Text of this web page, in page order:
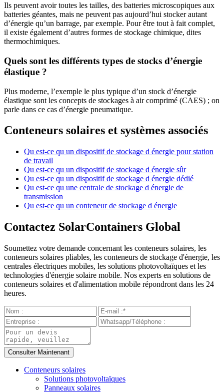
Ils peuvent avoir toutes les tailles, des batteries microscopiques aux
batteries géantes, mais ne peuvent pas aujourd’hui stocker autant
d’énergie qu’un barrage, par exemple. Pour être tout à fait complet,
il existe également d’autres formes de stockage chimique, dites
thermochimiques.
Quels sont les différents types de stocks d’énergie
élastique ?
Plus moderne, l’exemple le plus typique d’un stock d’énergie
élastique sont les concepts de stockages à air comprimé (CAES) ; on
parle dans ce cas d’énergie pneumatique.
Conteneurs solaires et systèmes associés
Qu est-ce qu un dispositif de stockage d énergie pour station
de travail
Qu est-ce qu un dispositif de stockage d énergie sûr
Qu est-ce qu un dispositif de stockage d énergie dédié
Qu est-ce qu une centrale de stockage d énergie de
transmission
Qu est-ce qu un conteneur de stockage d énergie
Contactez SolarContainers Global
Soumettez votre demande concernant les conteneurs solaires, les
conteneurs solaires pliables, les conteneurs de stockage d'énergie, les
centrales électriques mobiles, les solutions photovoltaïques et les
technologies d'énergie solaire mobile. Nos experts en solutions de
conteneurs solaires et d'alimentation mobile répondront dans les 24
heures.
Conteneurs solaires
Solutions photovoltaïques
Panneaux solaires